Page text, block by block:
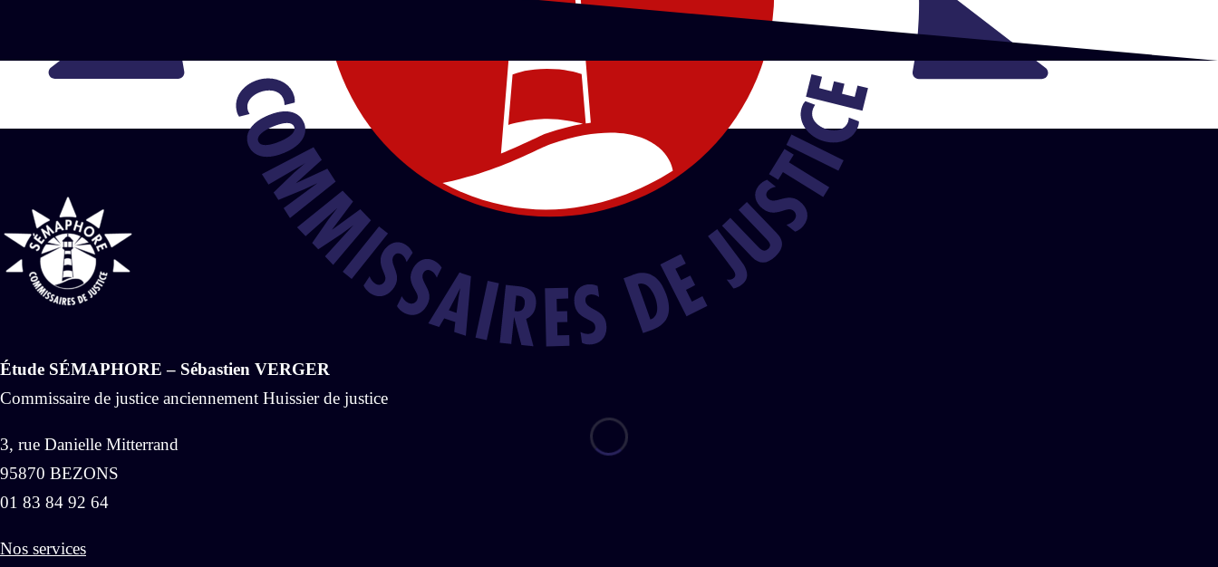
Étude SÉMAPHORE – Sébastien VERGER
Commissaire de justice anciennement Huissier de justice
3, rue Danielle Mitterrand
95870 BEZONS
01 83 84 92 64
Nos services